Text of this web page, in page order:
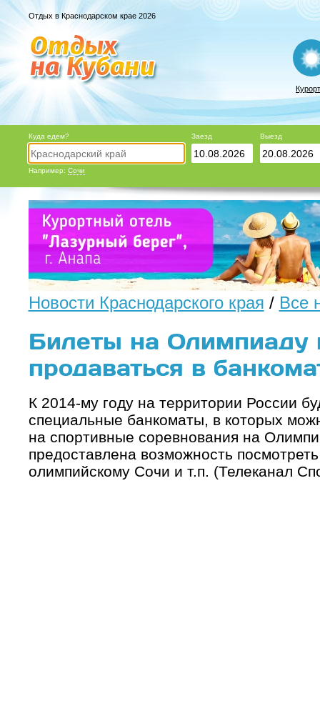
Отдых в Краснодарском крае 2026
Куда едем?
Например: Сочи
Заезд Выезд
Новости Краснодарского края / Все
Билеты на Олимпиаду
продаваться в
К 2014-му году на территории России
специальные банкоматы, в которых
на спортивные соревнования на
предоставлена возможность
олимпийскому Сочи и т.п. (Телеканал